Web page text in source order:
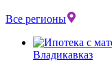
Все регионы
Владикавказ